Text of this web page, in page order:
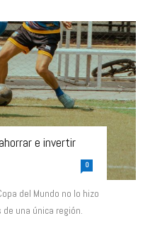
e invertir
0
del Mundo no lo hizo
una única región.